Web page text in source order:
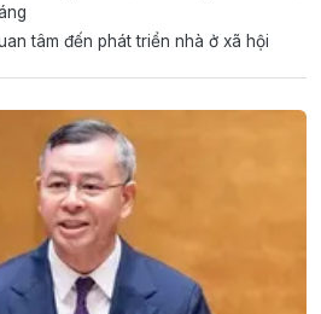
tâm đến phát triển nhà ở xã hội